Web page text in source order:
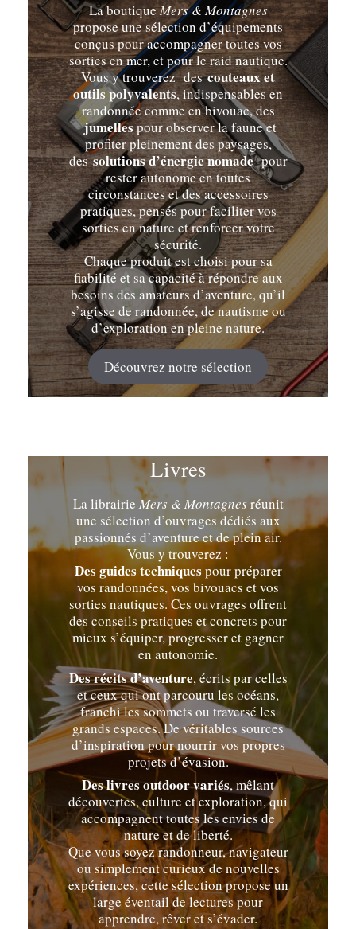
La boutiqueMers & Montagnes
propose une sélection d’équipements
conçus pour accompagner toutes vos
sorties en mer, et pour le raid nautique.
Vous y trouverez descouteaux et
outils polyvalents, indispensables en
randonnée comme en bivouac, des
jumellespour observer la faune et
profiter pleinement des paysages,
dessolutions d’énergie nomadepour
rester autonome en toutes
circonstances et des accessoires
pratiques, pensés pour faciliter vos
sorties en nature et renforcer votre
sécurité.
Chaque produit est choisi pour sa
fiabilité et sa capacité à répondre aux
besoins des amateurs d’aventure, qu’il
s’agisse de randonnée, de nautisme ou
d’exploration en pleine nature.
Découvrez notre sélection
Livres
La librairieMers & Montagnesréunit
une sélection d’ouvrages dédiés aux
passionnés d’aventure et de plein air.
Vous y trouverez :
Des guides techniques pour préparer
vos randonnées, vos bivouacs et vos
sorties nautiques. Ces ouvrages offrent
des conseils pratiques et concrets pour
mieux s’équiper, progresser et gagner
en autonomie.
Des récits d’aventure, écrits par celles
et ceux qui ont parcouru les océans,
franchi les sommets ou traversé les
grands espaces. De véritables sources
d’inspiration pour nourrir vos propres
projets d’évasion.
Des livres outdoor variés, mêlant
découvertes, culture et exploration, qui
accompagnent toutes les envies de
nature et de liberté.
Que vous soyez randonneur, navigateur
ou simplement curieux de nouvelles
expériences, cette sélection propose un
large éventail de lectures pour
apprendre, rêver et s’évader.